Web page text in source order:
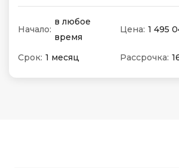
Начало:
в любое
время
Цена: 1 495
Срок: 1 месяц Рассрочка: